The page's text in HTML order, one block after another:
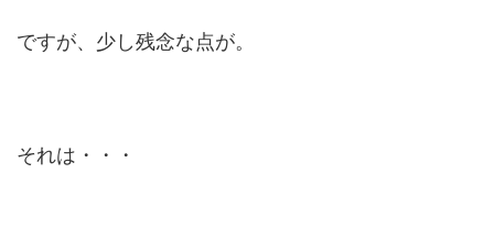
ですが、少し残念な点が。
それは・・・